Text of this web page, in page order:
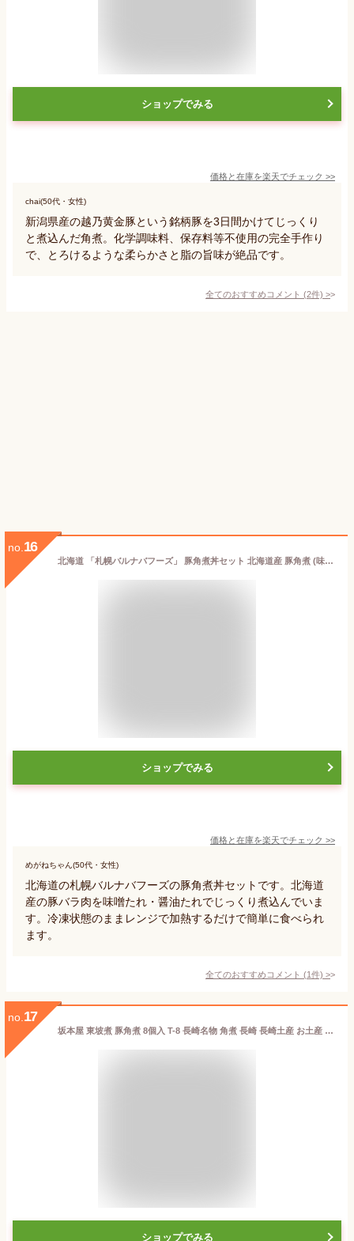
ショップでみる
価格と在庫を楽天でチェック >>
chai(50代・女性)
新潟県産の越乃黄金豚という銘柄豚を3日間かけてじっくり
と煮込んだ角煮。化学調味料、保存料等不使用の完全手作り
で、とろけるような柔らかさと脂の旨味が絶品です。
全てのおすすめコメント (2件) >
no. 16
北海道 「札幌バルナバフーズ」 豚角煮丼セット 北海道産 豚角煮 (味噌) 80g×4 北海道産 豚角煮 (醤油) 80g×4 SK2030 惣菜 中華 お取り寄せ プレゼント お祝い おすすめ 贈答品 内祝い お礼 お取り寄せグルメ ギフト 送料無料 2022 実用的
ショップでみる
価格と在庫を楽天でチェック >>
めがねちゃん(50代・女性)
北海道の札幌バルナバフーズの豚角煮丼セットです。北海道
産の豚バラ肉を味噌たれ・醤油たれでじっくり煮込んでいま
す。冷凍状態のままレンジで加熱するだけで簡単に食べられ
ます。
全てのおすすめコメント (1件) >
no. 17
坂本屋 東坡煮 豚角煮 8個入 T-8 長崎名物 角煮 長崎 長崎土産 お土産 長崎県 卓袱料理 肉惣菜 長崎卓袱料理 お取り寄せ プレゼント九州 お土産 ギフト 贈答 常温
ショップでみる